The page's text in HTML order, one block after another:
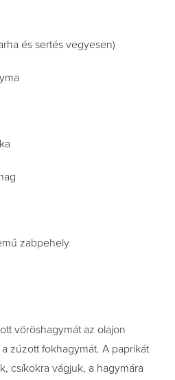
és sertés vegyesen)
zabpehely
vöröshagymát az olajon
zúzott fokhagymát. A paprikát
csíkokra vágjuk, a hagymára